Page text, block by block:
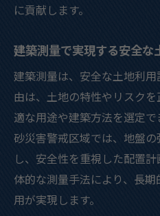
に貢献します。
建築測量で実現する安全な
建築測量は、安全な土地利
由は、土地の特性やリスク
適な用途や建築方法を選定
砂災害警戒区域では、地盤
し、安全性を重視した配置
体的な測量手法により、長
用が実現します。